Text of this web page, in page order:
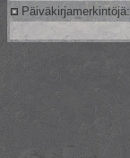
Päiväkirjamerkintöjä: